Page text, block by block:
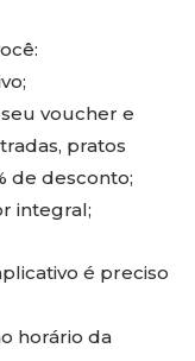
voucher e
pratos
de desconto;
integral;
é preciso
horário da